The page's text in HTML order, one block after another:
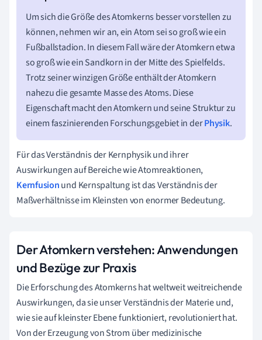
Um sich die Größe des Atomkerns besser vorstellen zu
können, nehmen wir an, ein Atom sei so groß wie ein
Fußballstadion. In diesem Fall wäre der Atomkern etwa
so groß wie ein Sandkorn in der Mitte des Spielfelds.
Trotz seiner winzigen Größe enthält der Atomkern
nahezu die gesamte Masse des Atoms. Diese
Eigenschaft macht den Atomkern und seine Struktur zu
einem faszinierenden Forschungsgebiet in derPhysik.
Für das Verständnis der Kernphysik und ihrer
Auswirkungen auf Bereiche wie Atomreaktionen,
Kernfusionund Kernspaltung ist das Verständnis der
Maßverhältnisse im Kleinsten von enormer Bedeutung.
Der Atomkern verstehen: Anwendungen
und Bezüge zur Praxis
Die Erforschung des Atomkerns hat weltweit weitreichende
Auswirkungen, da sie unser Verständnis der Materie und,
wie sie auf kleinster Ebene funktioniert, revolutioniert hat.
Von der Erzeugung von Strom über medizinische